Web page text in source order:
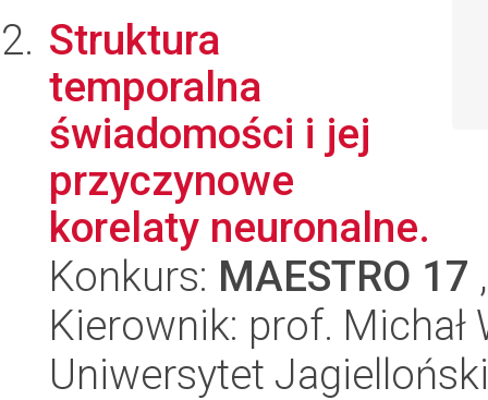
Struktura
temporalna
świadomości i jej
przyczynowe
korelaty neuronalne.
Konkurs: MAESTRO 17
Kierownik: prof. Michał
Uniwersytet Jagielloński